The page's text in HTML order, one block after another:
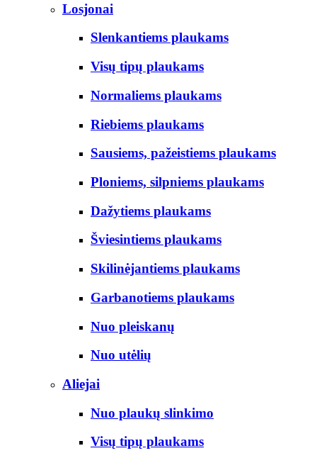
Losjonai
Slenkantiems plaukams
Visų tipų plaukams
Normaliems plaukams
Riebiems plaukams
Sausiems, pažeistiems plaukams
Ploniems, silpniems plaukams
Dažytiems plaukams
Šviesintiems plaukams
Skilinėjantiems plaukams
Garbanotiems plaukams
Nuo pleiskanų
Nuo utėlių
Aliejai
Nuo plaukų slinkimo
Visų tipų plaukams